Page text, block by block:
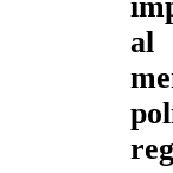
al